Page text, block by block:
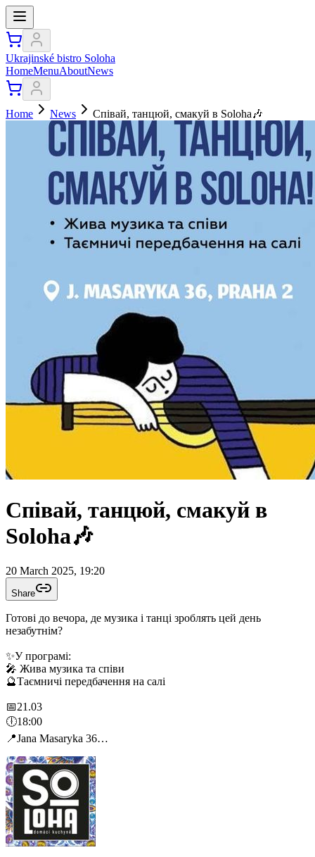
Ukrajinské bistro Soloha
HomeMenuAboutNews
Home News Співай, танцюй, смакуй в Soloha🎶
Співай, танцюй, смакуй в
Soloha🎶
20 March 2025, 19:20
Share
Готові до вечора, де музика і танці зроблять цей день
незабутнім?
✨У програмі:
🎤 Жива музика та співи
🔮Таємничі передбачення на салі
📅21.03
🕕18:00
📍Jana Masaryka 36
Не пропустіть вечір, який зарядить вас емоціями на всю
весну!🌸